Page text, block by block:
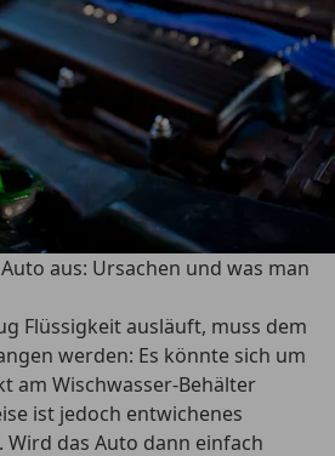
aus: Ursachen und was man
Flüssigkeit ausläuft, muss dem
werden: Es könnte sich um
am Wischwasser-Behälter
ist jedoch entwichenes
das Auto dann einfach